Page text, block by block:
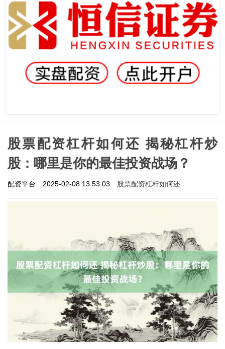
股票配资杠杆如何还 揭秘杠杆炒
股：哪里是你的最佳投资战场？
配资平台 2025-02-08 13:53:03 股票配资杠杆如何还